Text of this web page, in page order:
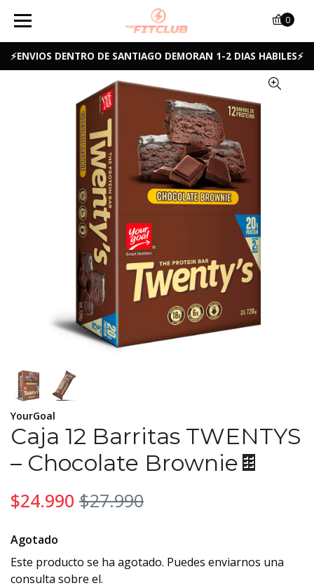
⚡ENVIOS DENTRO DE SANTIAGO DEMORAN 1-2 DIAS HABILES⚡
0
YourGoal
Caja 12 Barritas TWENTYS
– Chocolate Brownie🍫
$24.990 $27.990
Agotado
Este producto se ha agotado. Puedes enviarnos una
consulta sobre el.